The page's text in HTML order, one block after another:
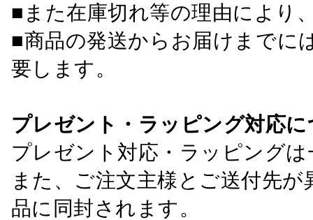
■また在庫切れ等の理由により
■商品の発送からお届けまでに
要します。
プレゼント・ラッピング対応
プレゼント対応・ラッピング
また、ご注文主様とご送付先
品に同封されます。